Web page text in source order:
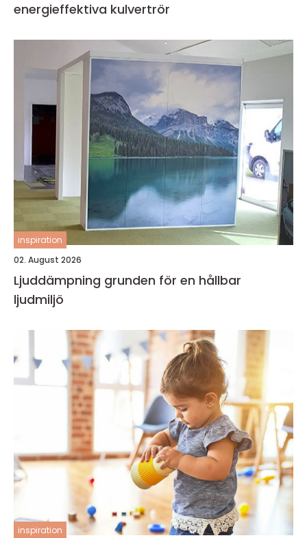
energieffektiva kulvertrör
inspiration
02. August 2026
Ljuddämpning grunden för en hållbar
ljudmiljö
inspiration